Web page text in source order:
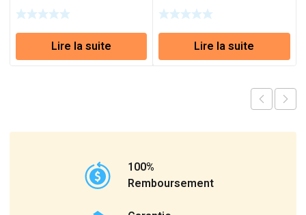
Ah (C5)
Lire la suite
Ah (C5)
Lire la suite
100%
Remboursement